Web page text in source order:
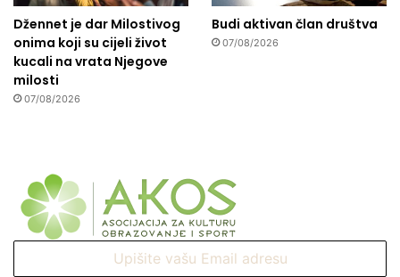
Džennet je dar Milostivog
onima koji su cijeli život
kucali na vrata Njegove
milosti
07/08/2026
Budi aktivan član društva
07/08/2026